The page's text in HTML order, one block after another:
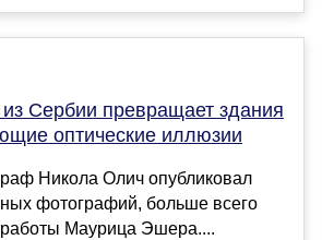
Сербии превращает здания
оптические иллюзии
Никола Олич опубликовал
фотографий, больше всего
Маурица Эшера....